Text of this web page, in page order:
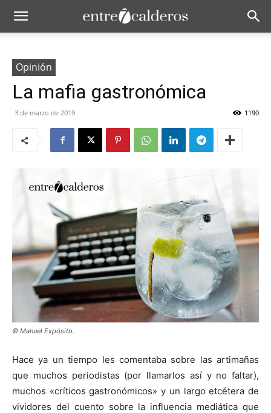
Opinión
La mafia gastronómica
3 de marzo de 2019 1190
© Manuel Expósito.
Hace ya un tiempo les comentaba sobre las artimañas
que muchos periodistas (por llamarlos así y no faltar),
muchos «críticos gastronómicos» y un largo etcétera de
vividores del cuento sobre la influencia mediática que